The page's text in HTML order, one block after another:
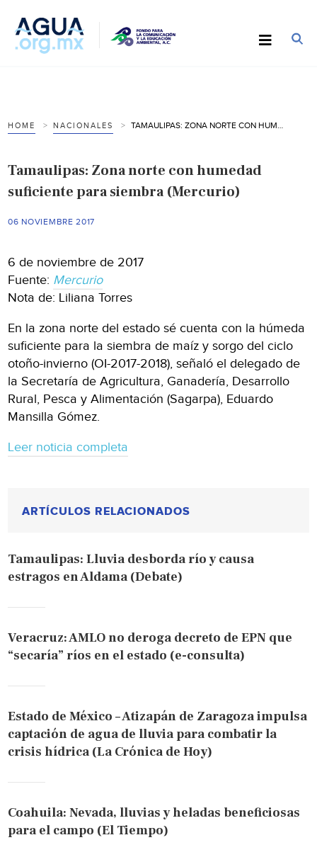
HOME NACIONALES
Tamaulipas: Zona norte con humedad
suficiente para siembra (Mercurio)
06 NOVIEMBRE 2017
6 de noviembre de 2017
Fuente: Mercurio
Nota de: Liliana Torres
En la zona norte del estado sé cuenta con la húmeda
suficiente para la siembra de maíz y sorgo del ciclo
otoño-invierno (OI-2017-2018), señaló el delegado de
la Secretaría de Agricultura, Ganadería, Desarrollo
Rural, Pesca y Alimentación (Sagarpa), Eduardo
Mansilla Gómez.
Leer noticia completa
ARTÍCULOS RELACIONADOS
Tamaulipas: Lluvia desborda río y causa
estragos en Aldama (Debate)
Veracruz: AMLO no deroga decreto de EPN que
“secaría” ríos en el estado (e-consulta)
Estado de México – Atizapán de Zaragoza impulsa
captación de agua de lluvia para combatir la
crisis hídrica (La Crónica de Hoy)
Coahuila: Nevada, lluvias y heladas beneficiosas
para el campo (El Tiempo)